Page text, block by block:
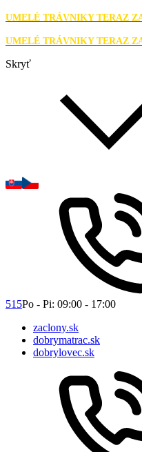
UMELÉ TRÁVNIKY TERAZ
UMELÉ TRÁVNIKY TERAZ
Skryť
515Po - Pi: 09:00 - 17:00
zaclony.sk
dobrymatrac.sk
dobrylovec.sk